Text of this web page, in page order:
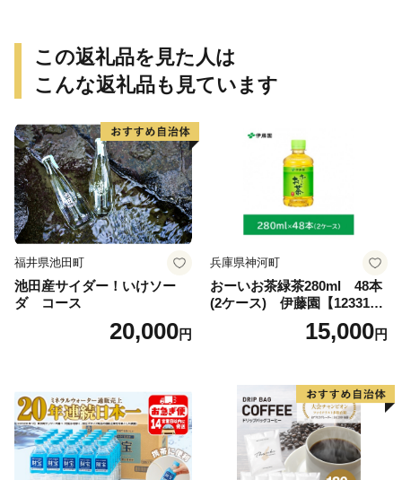
この返礼品を見た人は
こんな返礼品も見ています
福井県池田町
池田産サイダー！いけソー
ダ コース
20,000円
兵庫県神河町
おーいお茶緑茶280ml 48本
(2ケース) 伊藤園【123317
15,000円